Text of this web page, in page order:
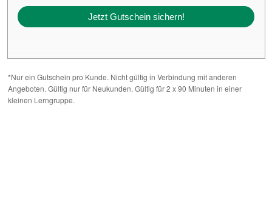
*Nur ein Gutschein pro Kunde. Nicht gültig in Verbindung mit anderen
Angeboten. Gültig nur für Neukunden. Gültig für 2 x 90 Minuten in einer
kleinen Lerngruppe.